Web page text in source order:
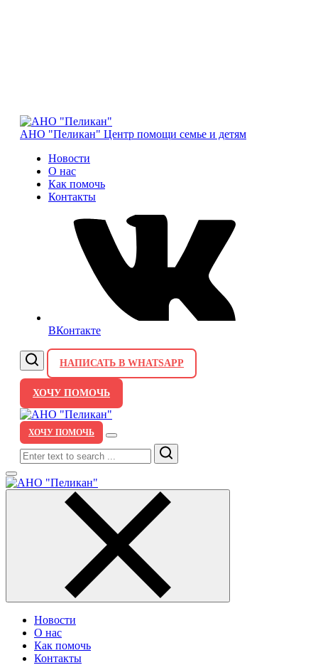
АНО "Пеликан" Центр помощи семье и детям
Новости
О нас
Как помочь
Контакты
ВКонтакте
НАПИСАТЬ В WHATSAPP
ХОЧУ ПОМОЧЬ
ХОЧУ ПОМОЧЬ
Search
Новости
О нас
Как помочь
Контакты